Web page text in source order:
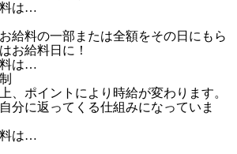
は…
給料の一部または全額をその日にもら
お給料日に！
は…
、ポイントにより時給が変わります。
分に返ってくる仕組みになっていま
は…